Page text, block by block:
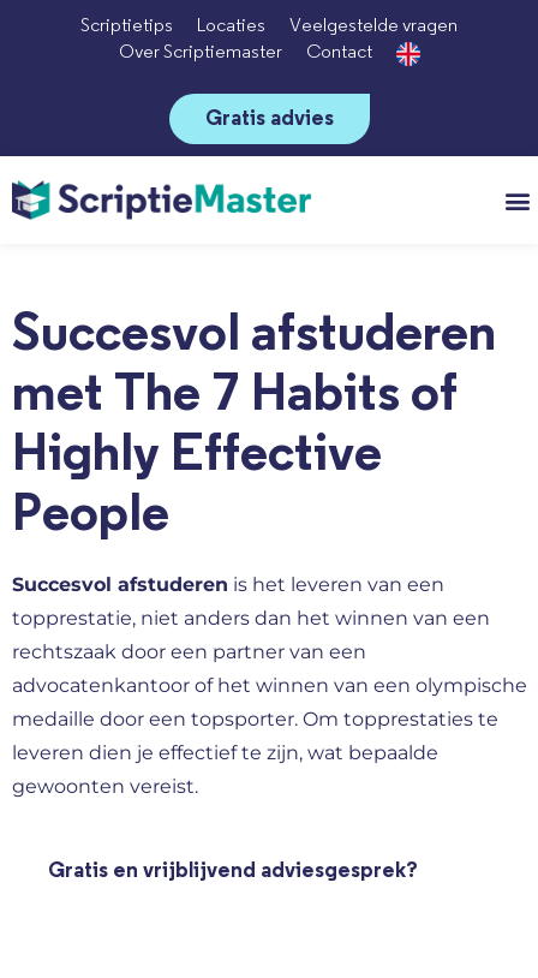
Scriptietips Locaties
Veelgestelde vragen
Over Scriptiemaster
Contact
Gratis advies
Succesvol afstuderen
met The 7 Habits of
Highly Effective
People
Succesvol afstuderen is het leveren van een
topprestatie, niet anders dan het winnen van een
rechtszaak door een partner van een
advocatenkantoor of het winnen van een olympische
medaille door een topsporter. Om topprestaties te
leveren dien je effectief te zijn, wat bepaalde
gewoonten vereist.
Gratis en vrijblijvend adviesgesprek?